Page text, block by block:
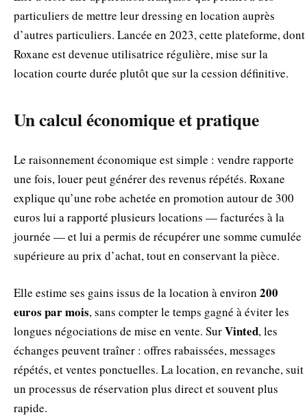
particuliers de mettre leur dressing en location auprès
d’autres particuliers. Lancée en 2023, cette plateforme, dont
Roxane est devenue utilisatrice régulière, mise sur la
location courte durée plutôt que sur la cession définitive.
Un calcul économique et pratique
Le raisonnement économique est simple : vendre rapporte
une fois, louer peut générer des revenus répétés. Roxane
explique qu’une robe achetée en promotion autour de 300
euros lui a rapporté plusieurs locations — facturées à la
journée — et lui a permis de récupérer une somme cumulée
supérieure au prix d’achat, tout en conservant la pièce.
Elle estime ses gains issus de la location à environ 200
euros par mois, sans compter le temps gagné à éviter les
longues négociations de mise en vente. SurVinted, les
échanges peuvent traîner : offres rabaissées, messages
répétés, et ventes ponctuelles. La location, en revanche, suit
un processus de réservation plus direct et souvent plus
rapide.